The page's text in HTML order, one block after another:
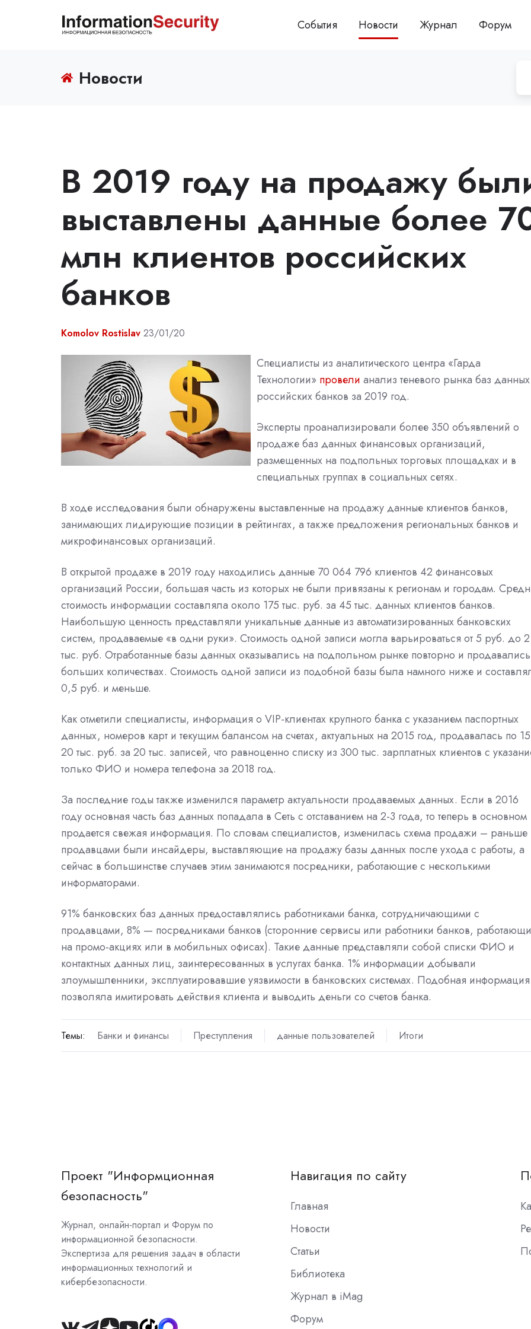
События Новости Журнал Форум
Новости
В 2019 году на продажу
выставлены данные более
млн клиентов российских
банков
Komolov Rostislav 23/01/20
Специалисты из аналитического центра «Гарда
Технологии» провели анализ теневого рынка баз данных
российских банков за 2019 год.
Эксперты проанализировали более 350 объявлений о
продаже баз данных финансовых организаций,
размещенных на подпольных торговых площадках и в
специальных группах в социальных сетях.
В ходе исследования были обнаружены выставленные на продажу данные клиентов банков,
занимающих лидирующие позиции в рейтингах, а также предложения региональных банков и
микрофинансовых организаций.
В открытой продаже в 2019 году находились данные 70 064 796 клиентов 42 финансовых
организаций России, большая часть из которых не были привязаны к регионам и городам.
стоимость информации составляла около 175 тыс. руб. за 45 тыс. данных клиентов банков.
Наибольшую ценность представляли уникальные данные из автоматизированных банковских
систем, продаваемые «в одни руки». Стоимость одной записи могла варьироваться от 5 руб. до 2
тыс. руб. Отработанные базы данных оказывались на подпольном рынке повторно и
больших количествах. Стоимость одной записи из подобной базы была намного ниже и
0,5 руб. и меньше.
Как отметили специалисты, информация о VIP-клиентах крупного банка с указанием паспортных
данных, номеров карт и текущим балансом на счетах, актуальных на 2015 год, продавалась по
20 тыс. руб. за 20 тыс. записей, что равноценно списку из 300 тыс. зарплатных клиентов с
только ФИО и номера телефона за 2018 год.
За последние годы также изменился параметр актуальности продаваемых данных. Если в 2016
году основная часть баз данных попадала в Сеть с отставанием на 2-3 года, то теперь в основном
продается свежая информация. По словам специалистов, изменилась схема продажи – раньше
продавцами были инсайдеры, выставляющие на продажу базы данных после ухода с работы, а
сейчас в большинстве случаев этим занимаются посредники, работающие с несколькими
информаторами.
91% банковских баз данных предоставлялись работниками банка, сотрудничающими с
продавцами, 8% — посредниками банков (сторонние сервисы или работники банков,
на промо-акциях или в мобильных офисах). Такие данные представляли собой списки ФИО и
контактных данных лиц, заинтересованных в услугах банка. 1% информации добывали
злоумышленники, эксплуатировавшие уязвимости в банковских системах. Подобная информация
позволяла имитировать действия клиента и выводить деньги со счетов банка.
Темы: Банки и финансы Преступления данные пользователей Итоги
Проект "Информционная
безопасность"
Журнал, онлайн-портал и Форум по
информационной безопасности.
Экспертиза для решения задач в области
информационных технологий и
кибербезопасности.
Навигация по сайту
Главная
Новости
Статьи
Библиотека
Журнал в iMag
Форум